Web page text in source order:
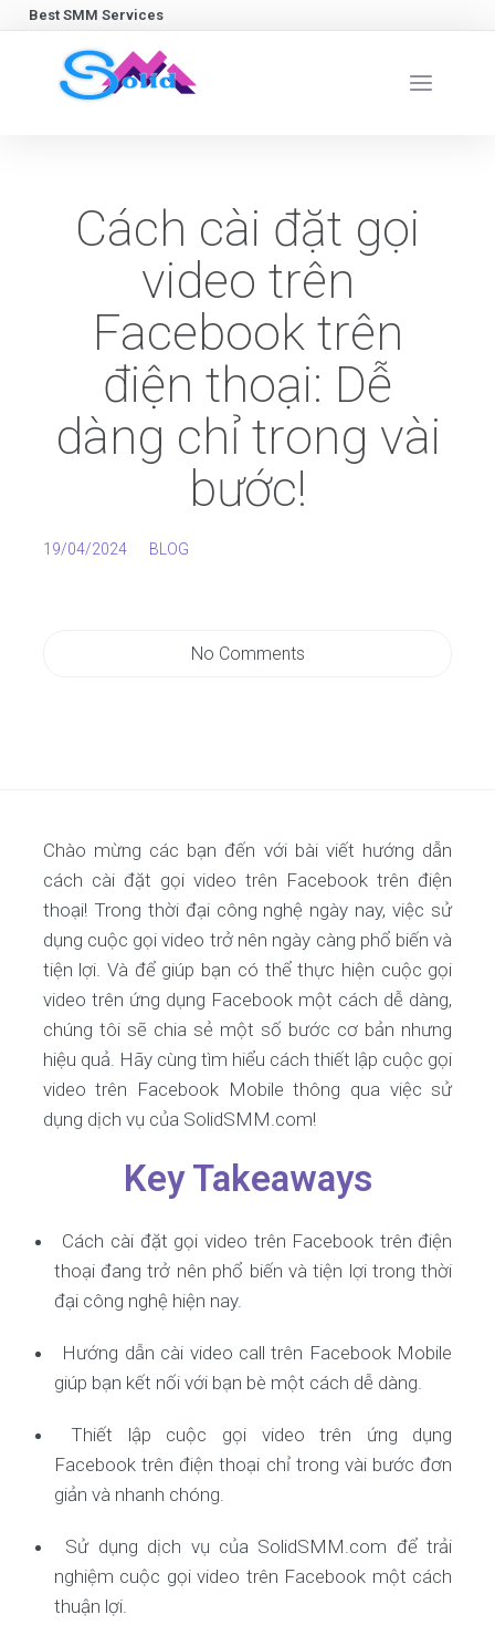
Best SMM Services
Cách cài đặt gọi
video trên
Facebook trên
điện thoại: Dễ
dàng chỉ trong vài
bước!
19/04/2024 BLOG
No Comments
Chào mừng các bạn đến với bài viết hướng dẫn
cách cài đặt gọi video trên Facebook trên điện
thoại! Trong thời đại công nghệ ngày nay, việc sử
dụng cuộc gọi video trở nên ngày càng phổ biến và
tiện lợi. Và để giúp bạn có thể thực hiện cuộc gọi
video trên ứng dụng Facebook một cách dễ dàng,
chúng tôi sẽ chia sẻ một số bước cơ bản nhưng
hiệu quả. Hãy cùng tìm hiểu cách thiết lập cuộc gọi
video trên Facebook Mobile thông qua việc sử
dụng dịch vụ của SolidSMM.com!
Key Takeaways
Cách cài đặt gọi video trên Facebook trên điện
thoại đang trở nên phổ biến và tiện lợi trong thời
đại công nghệ hiện nay.
Hướng dẫn cài video call trên Facebook Mobile
giúp bạn kết nối với bạn bè một cách dễ dàng.
Thiết lập cuộc gọi video trên ứng dụng
Facebook trên điện thoại chỉ trong vài bước đơn
giản và nhanh chóng.
Sử dụng dịch vụ của SolidSMM.com để trải
nghiệm cuộc gọi video trên Facebook một cách
thuận lợi.